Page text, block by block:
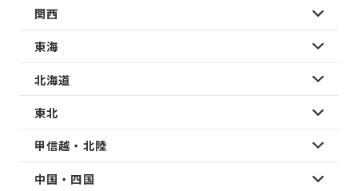
関西
東海
北海道
東北
甲信越・北陸
中国・四国